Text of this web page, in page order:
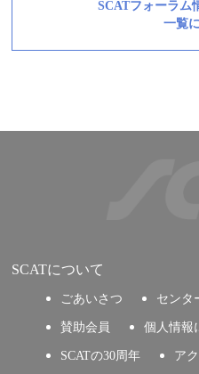
SCATフォーラム
一覧
SCATについて
ごあいさつ センタ
賛助会員
個人情報
SCATの30周年
ア